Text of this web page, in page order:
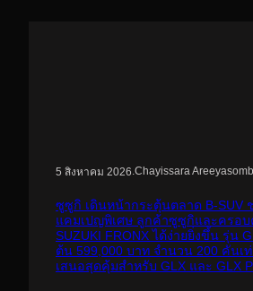
5 สิงหาคม 2026.Chayissara
ซูซูกิ เดินหน้ากระตุ้นตลาด B-SUV
แคมเปญพิเศษ ลูกค้าซูซูกิและครอบ
SUZUKI FRONX ได้ง่ายยิ่งขึ้น รุ่น
ต้น 599,000 บาท จำนวน 200 คันเ
เสนอสุดคุ้มสำหรับ GLX และ GLX